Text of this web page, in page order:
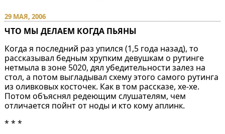
29 МАЯ, 2006
ЧТО МЫ ДЕЛАЕМ КОГДА ПЬЯНЫ
Когда я последний раз упился (1,5 года назад), то
рассказывал бедным хрупким девушкам о рутинге
нетмыла в зоне 5020, дял убедительности залез на
стол, а потом выгладывал схему этого самого рутинга
из оливковых косточек. Как в том рассказе, хе-хе.
Потом объяснял редеющим слушателям, чем
отличается пойнт от ноды и кто кому аплинк.
* * *